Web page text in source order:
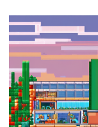
СВОЙСТВА
СТАТЬИ